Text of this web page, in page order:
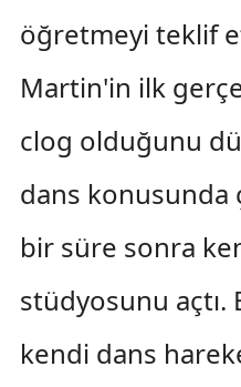
öğretmeyi teklif
Martin'in ilk
clog olduğunu
dans konusunda
bir süre sonra
stüdyosunu açtı.
kendi dans